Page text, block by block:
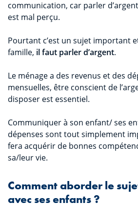
communication, car parler
est mal perçu.
Pourtant c’est un sujet important
famille, il faut parler d’argent.
Le ménage a des revenus et des
mensuelles, être conscient de
disposer est essentiel.
Communiquer à son enfant/ ses
dépenses sont tout simplement
fera acquérir de bonnes
sa/leur vie.
Comment aborder le
avec ses enfants ?